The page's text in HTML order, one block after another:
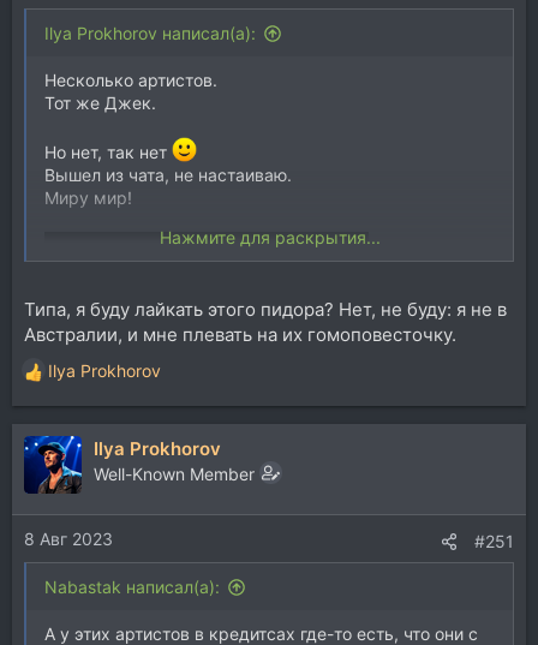
Ilya Prokhorov написал(а):
Несколько артистов.
Тот же Джек.
Но нет, так нет
Вышел из чата, не настаиваю.
Миру мир!
Нажмите для раскрытия...
Типа, я буду лайкать этого пидора? Нет, не буду: я не в
Австралии, и мне плевать на их гомоповесточку.
Р
е
а
к
ц
и
и
:
Ilya Prokhorov
Ilya Prokhorov
Well-Known Member
8 Авг 2023 #251
Nabastak написал(а):
А у этих артистов в кредитсах где-то есть, что они с